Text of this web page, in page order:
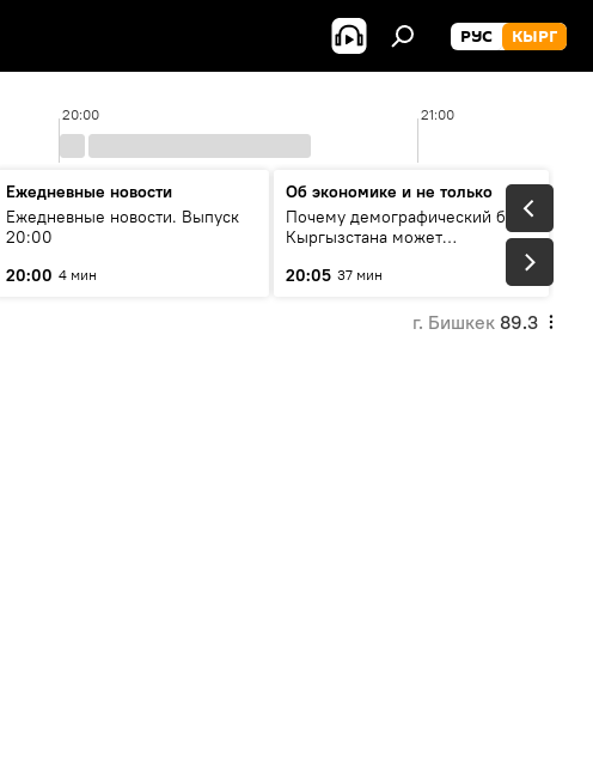
РУС КЫРГ
20:00 21:00
Ежедневные новости
Ежедневные новости. Выпуск
20:00
20:00 4 мин
Об экономике и не только
Почему демографический бум
Кыргызстана может
превратиться в проблему и как
этого избежать
20:05 37 мин
г. Бишкек 89.3